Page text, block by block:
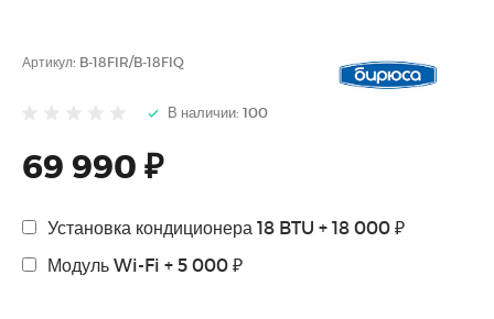
Артикул: B-18FIR/B-18FIQ
В наличии: 100
69 990 ₽
Установка кондиционера 18 BTU + 18 000 ₽
Модуль Wi-Fi + 5 000 ₽